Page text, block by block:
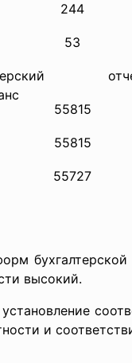
244
53
55815
55815
55727
высокий.
и